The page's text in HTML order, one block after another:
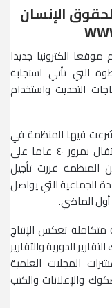
الإنسان
الكترونيا جديدا
التي تأتي استجابة
التحديث واستخدام
فيها المنظمة في
خريف ٢٠٢٣ والتي كانت تقع في سياق الاحتفال بمرور ٤٠ عاما على
في ١٢ ديسمبر ١٩٨٣، لكن المنظمة قررت تأجيل
الجماعية التي يواصل
متكاملة تعكس الإنتاج
الدورية والتقارير
المجلات العلمية
والإعلانات والكتب